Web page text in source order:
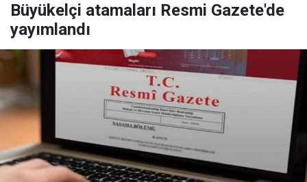
Büyükelçi atamaları Resmi Gazete'de
yayımlandı